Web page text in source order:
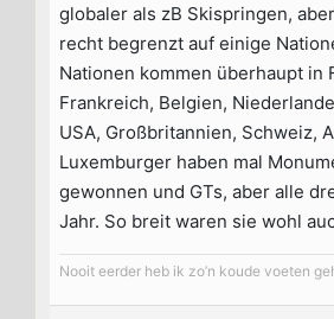
globaler als zB Skispringen,
recht begrenzt auf einige
Nationen kommen überhaupt in
Frankreich, Belgien,
USA, Großbritannien, Schweiz,
Luxemburger haben mal
gewonnen und GTs, aber alle
Jahr. So breit waren sie wohl
Nooit eerder heb ik zo’n koude voeten